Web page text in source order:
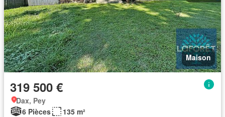
Maison
319 500 €
Dax, Pey
6 Pièces
135 m²